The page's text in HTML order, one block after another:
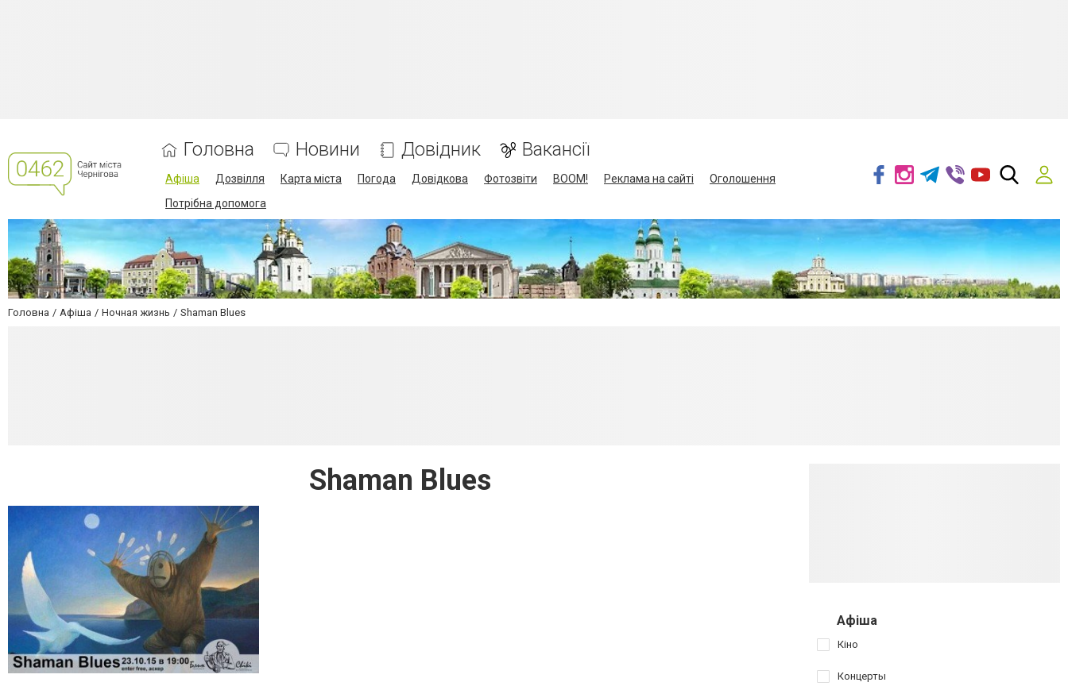
Головна Новини Довідник Вакансії
Афіша Дозвілля Карта міста Погода Довідкова Фотозвіти BOOM! Реклама на сайті
Оголошення
Потрібна допомога
Головна Афіша Ночная жизнь Shaman Blues
Shaman Blues
Афіша
Кіно
Концерты